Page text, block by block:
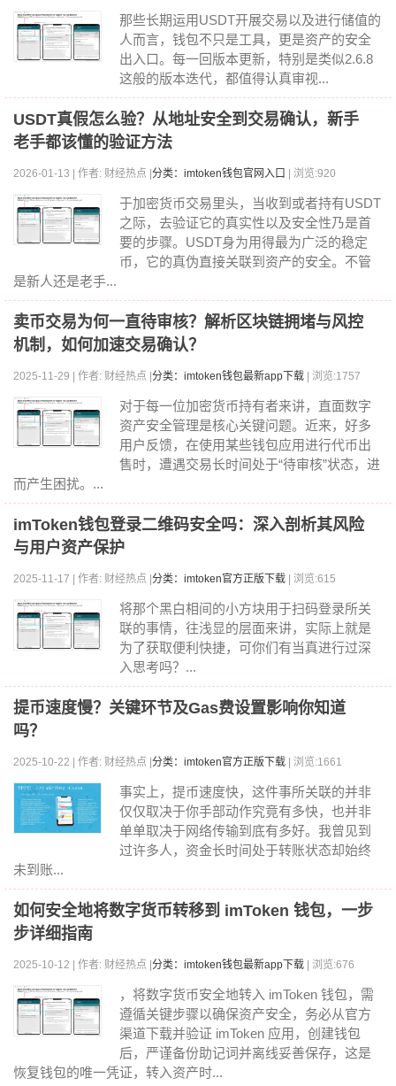
那些长期运用USDT开展交易以及进行储值的
人而言，钱包不只是工具，更是资产的安全
出入口。每一回版本更新，特别是类似2.6.8
这般的版本迭代，都值得认真审视...
USDT真假怎么验？从地址安全到交易确认，新手
老手都该懂的验证方法
2026-01-13 | 作者: 财经热点 | 分类：imtoken钱包官网入口 | 浏览:920
于加密货币交易里头，当收到或者持有USDT
之际，去验证它的真实性以及安全性乃是首
要的步骤。USDT身为用得最为广泛的稳定
币，它的真伪直接关联到资产的安全。不管
是新人还是老手...
卖币交易为何一直待审核？解析区块链拥堵与风控
机制，如何加速交易确认？
2025-11-29 | 作者: 财经热点 | 分类：imtoken钱包最新app下载 | 浏览:1757
对于每一位加密货币持有者来讲，直面数字
资产安全管理是核心关键问题。近来，好多
用户反馈，在使用某些钱包应用进行代币出
售时，遭遇交易长时间处于“待审核”状态，进
而产生困扰。...
imToken钱包登录二维码安全吗：深入剖析其风险
与用户资产保护
2025-11-17 | 作者: 财经热点 | 分类：imtoken官方正版下载 | 浏览:615
将那个黑白相间的小方块用于扫码登录所关
联的事情，往浅显的层面来讲，实际上就是
为了获取便利快捷，可你们有当真进行过深
入思考吗？...
提币速度慢？关键环节及Gas费设置影响你知道
吗？
2025-10-22 | 作者: 财经热点 | 分类：imtoken官方正版下载 | 浏览:1661
事实上，提币速度快，这件事所关联的并非
仅仅取决于你手部动作究竟有多快，也并非
单单取决于网络传输到底有多好。我曾见到
过许多人，资金长时间处于转账状态却始终
未到账...
如何安全地将数字货币转移到 imToken 钱包，一步
步详细指南
2025-10-12 | 作者: 财经热点 | 分类：imtoken钱包最新app下载 | 浏览:676
，将数字货币安全地转入 imToken 钱包，需
遵循关键步骤以确保资产安全，务必从官方
渠道下载并验证 imToken 应用，创建钱包
后，严谨备份助记词并离线妥善保存，这是
恢复钱包的唯一凭证，转入资产时...